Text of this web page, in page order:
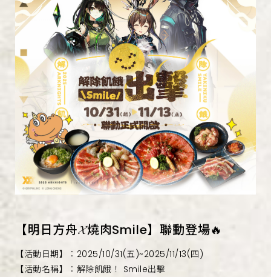
【明日方舟𝓧燒肉Smile】聯動登場🔥
【活動日期】：2025/10/31(五)~2025/11/13(四)
【活動名稱】：解除飢餓！ Smile出擊